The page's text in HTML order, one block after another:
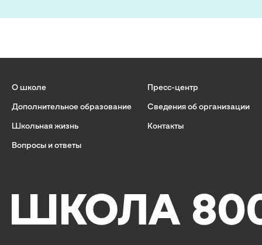
О школе
Дополнительное образование
Школьная жизнь
Вопросы и ответы
Пресс-центр
Сведения об организации
Контакты